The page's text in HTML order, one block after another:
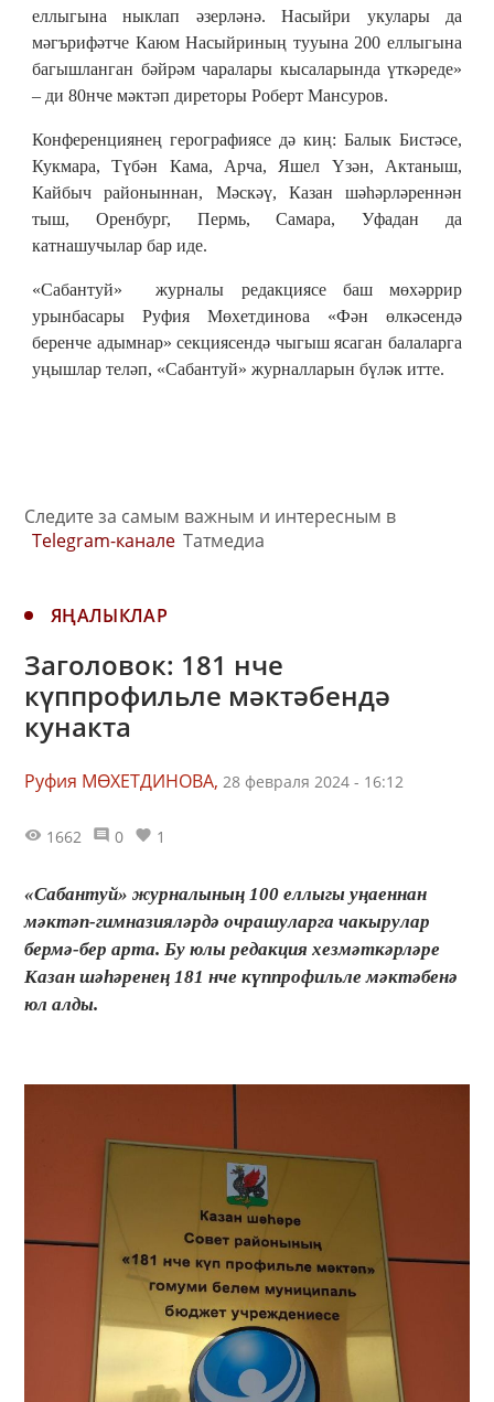
еллыгына ныклап әзерләнә. Насыйри укулары да
мәгърифәтче Каюм Насыйриның тууына 200 еллыгына
багышланган бәйрәм чаралары кысаларында үткәреде»
– ди 80нче мәктәп диреторы Роберт Мансуров.
Конференциянең герографиясе дә киң: Балык Бистәсе,
Кукмара, Түбән Кама, Арча, Яшел Үзән, Актаныш,
Кайбыч районыннан, Мәскәү, Казан шәһәрләреннән
тыш, Оренбург, Пермь, Самара, Уфадан да
катнашучылар бар иде.
«Сабантуй» журналы редакциясе баш мөхәррир
урынбасары Руфия Мөхетдинова «Фән өлкәсендә
беренче адымнар» секциясендә чыгыш ясаган балаларга
уңышлар теләп, «Сабантуй» журналларын бүләк итте.
Следите за самым важным и интересным в
Telegram-канале Татмедиа
ЯҢАЛЫКЛАР
Заголовок: 181 нче
күппрофильле мәктәбендә
кунакта
Руфия МӨХЕТДИНОВА, 28 февраля 2024 - 16:12
1662 0 1
«Сабантуй» журналының 100 еллыгы уңаеннан
мәктәп-гимназияләрдә очрашуларга чакырулар
бермә-бер арта. Бу юлы редакция хезмәткәрләре
Казан шәһәренең 181 нче күппрофильле мәктәбенә
юл алды.